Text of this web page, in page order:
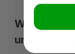
Warum